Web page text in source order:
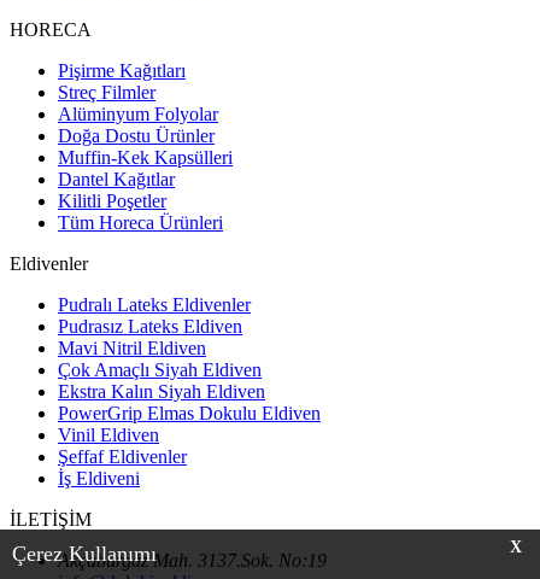
X
Çerez Kullanımı
HORECA
Pişirme Kağıtları
Streç Filmler
Alüminyum Folyolar
Doğa Dostu Ürünler
Muffin-Kek Kapsülleri
Dantel Kağıtlar
Kilitli Poşetler
Tüm Horeca Ürünleri
Eldivenler
Pudralı Lateks Eldivenler
Pudrasız Lateks Eldiven
Mavi Nitril Eldiven
Çok Amaçlı Siyah Eldiven
Ekstra Kalın Siyah Eldiven
PowerGrip Elmas Dokulu Eldiven
Vinil Eldiven
Şeffaf Eldivenler
İş Eldiveni
İLETİŞİM
Akçaburgaz Mah. 3137.Sok. No:19